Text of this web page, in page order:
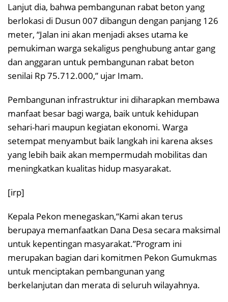
Lanjut dia, bahwa pembangunan rabat beton yang
berlokasi di Dusun 007 dibangun dengan panjang 126
meter, “Jalan ini akan menjadi akses utama ke
pemukiman warga sekaligus penghubung antar gang
dan anggaran untuk pembangunan rabat beton
senilai Rp 75.712.000,” ujar Imam.
Pembangunan infrastruktur ini diharapkan membawa
manfaat besar bagi warga, baik untuk kehidupan
sehari-hari maupun kegiatan ekonomi. Warga
setempat menyambut baik langkah ini karena akses
yang lebih baik akan mempermudah mobilitas dan
meningkatkan kualitas hidup masyarakat.
[irp]
Kepala Pekon menegaskan,“Kami akan terus
berupaya memanfaatkan Dana Desa secara maksimal
untuk kepentingan masyarakat.”Program ini
merupakan bagian dari komitmen Pekon Gumukmas
untuk menciptakan pembangunan yang
berkelanjutan dan merata di seluruh wilayahnya.